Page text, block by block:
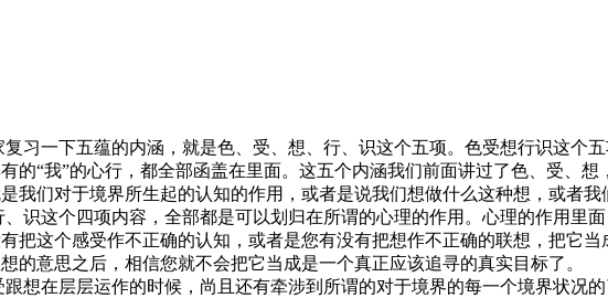
一下五蕴的内涵，就是色、受、想、行、识这个五项。色受想行识这个五
的“我”的心行，都全部函盖在里面。这五个内涵我们前面讲过了色、受、
我们对于境界所生起的认知的作用，或者是说我们想做什么这种想，或者我
这个四项内容，全部都是可以划归在所谓的心理的作用。心理的作用里
把这个感受作不正确的认知，或者是您有没有把想作不正确的联想，把它
的意思之后，相信您就不会把它当成是一个真正应该追寻的真实目标了。
在层层运作的时候，尚且还有牵涉到所谓的对于境界的每一个境界状况